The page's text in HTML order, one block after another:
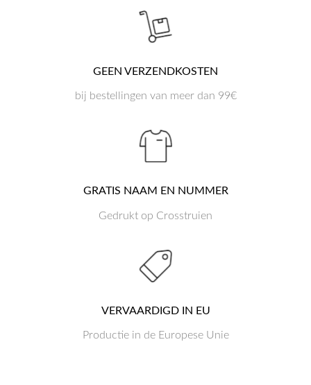
GEEN VERZENDKOSTEN
bij bestellingen van meer dan 99€
GRATIS NAAM EN NUMMER
Gedrukt op Crosstruien
VERVAARDIGD IN EU
Productie in de Europese Unie